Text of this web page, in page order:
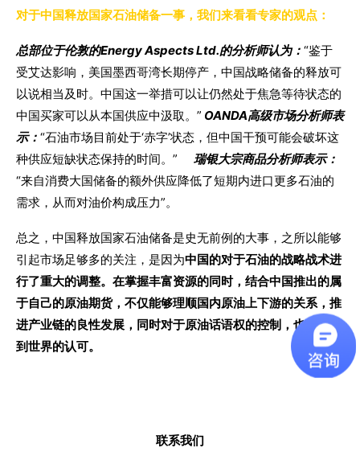
对于中国释放国家石油储备一事，我们来看看专家的观点：
总部位于伦敦的Energy Aspects Ltd.的分析师认为： “鉴于
受艾达影响，美国墨西哥湾长期停产，中国战略储备的释放可
以说相当及时。中国这一举措可以让仍然处于焦急等待状态的
中国买家可以从本国供应中汲取。” OANDA高级市场分析师表
示： “石油市场目前处于‘赤字’状态，但中国干预可能会破坏这
种供应短缺状态保持的时间。” 瑞银大宗商品分析师表示：
“来自消费大国储备的额外供应降低了短期内进口更多石油的
需求，从而对油价构成压力”。
总之，中国释放国家石油储备是史无前例的大事，之所以能够
引起市场足够多的关注，是因为中国的对于石油的战略战术进
行了重大的调整。在掌握丰富资源的同时，结合中国推出的属
于自己的原油期货，不仅能够理顺国内原油上下游的关系，推
进产业链的良性发展，同时对于原油话语权的控制，也终将得
到世界的认可。
联系我们